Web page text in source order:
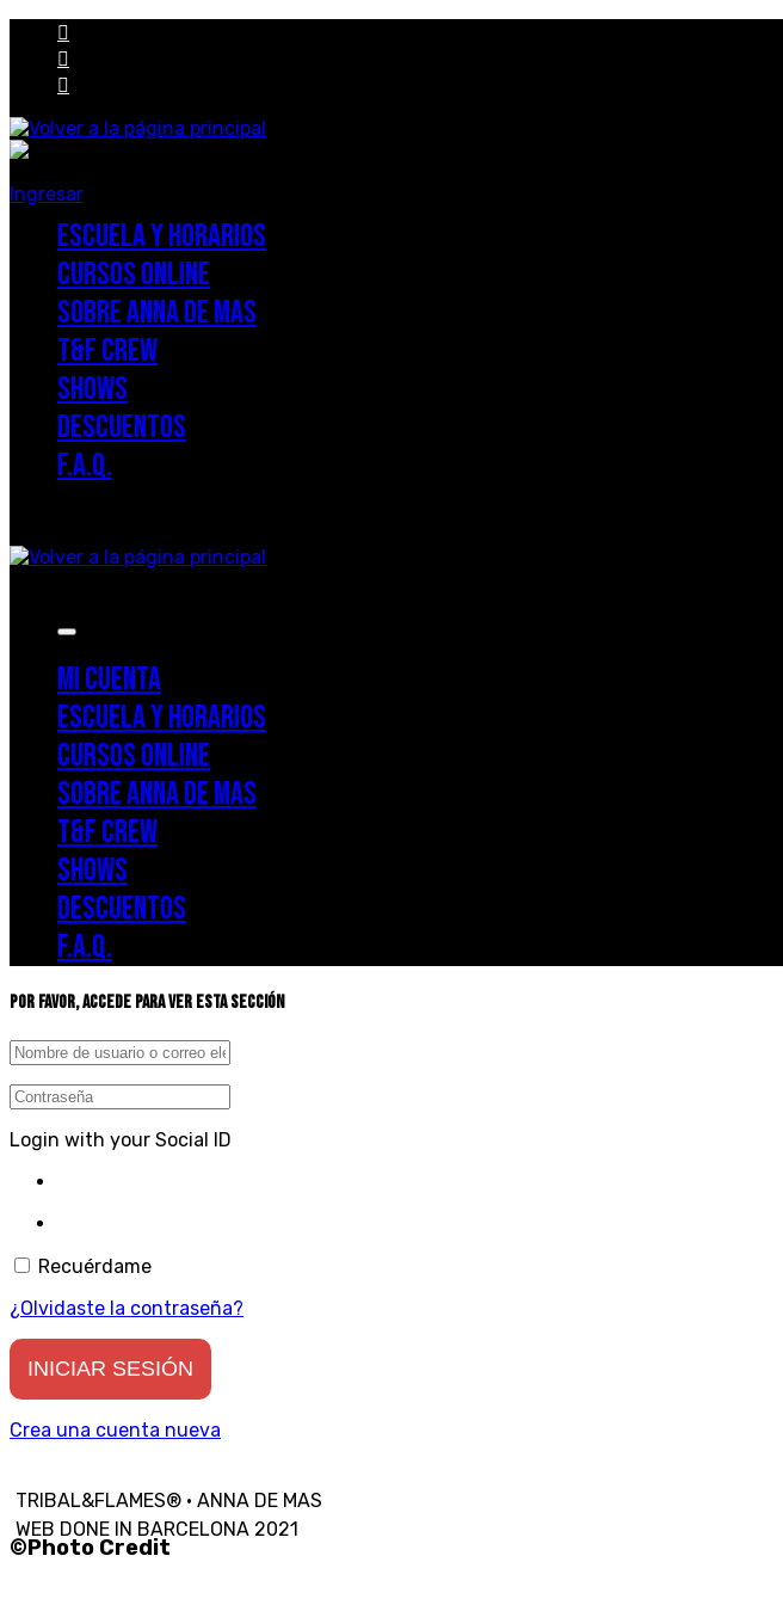
Saltar
contenido
Ingresar
ESCUELA Y HORARIOS
CURSOS ONLINE
SOBRE ANNA DE MAS
T&F CREW
SHOWS
DESCUENTOS
F.A.Q.
Menu
MI CUENTA
ESCUELA Y HORARIOS
CURSOS ONLINE
SOBRE ANNA DE MAS
T&F CREW
SHOWS
DESCUENTOS
F.A.Q.
Por favor, accede para ver esta sección
Login with your Social ID
Recuérdame
¿Olvidaste la contraseña?
Crea una cuenta nueva
TRIBAL&FLAMES® · ANNA DE MAS
WEB DONE IN BARCELONA 2021
©Photo Credit